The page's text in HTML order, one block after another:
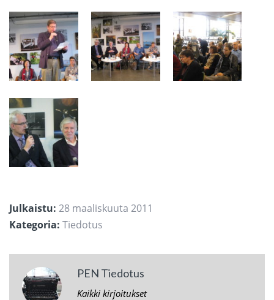
Julkaistu: 28 maaliskuuta 2011
Kategoria: Tiedotus
PEN Tiedotus
Kaikki kirjoitukset